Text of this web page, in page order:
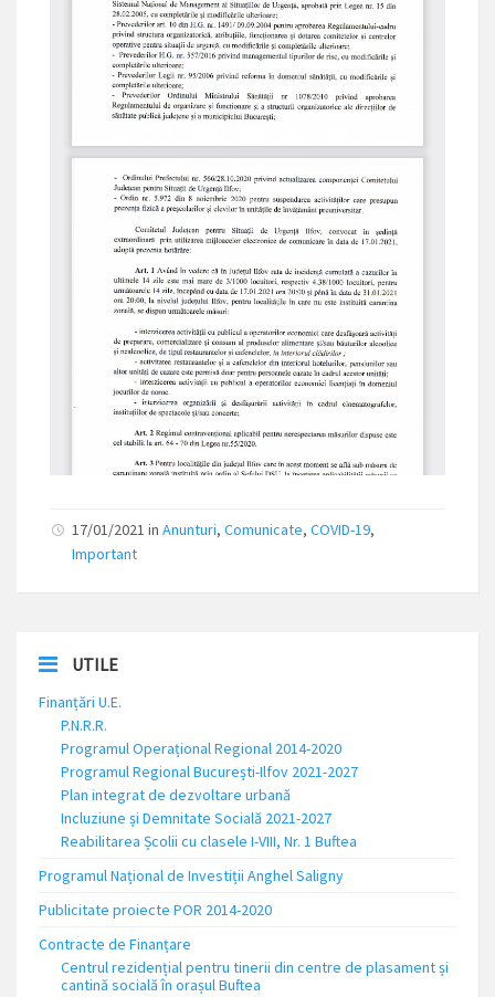
17/01/2021 in Anunturi, Comunicate, COVID-19,
Important
UTILE
Finanțări U.E.
P.N.R.R.
Programul Operațional Regional 2014-2020
Programul Regional București-Ilfov 2021-2027
Plan integrat de dezvoltare urbană
Incluziune și Demnitate Socială 2021-2027
Reabilitarea Școlii cu clasele I-VIII, Nr. 1 Buftea
Programul Național de Investiții Anghel Saligny
Publicitate proiecte POR 2014-2020
Contracte de Finanțare
Centrul rezidențial pentru tinerii din centre de plasament și
cantină socială în orașul Buftea